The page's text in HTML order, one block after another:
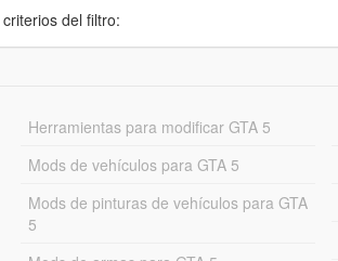
del filtro:
Herramientas para modificar GTA 5
Mods de vehículos para GTA 5
Mods de pinturas de vehículos para GTA
5